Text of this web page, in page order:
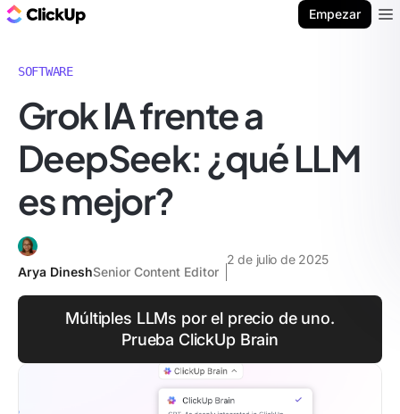
Empezar
SOFTWARE
Grok IA frente a
DeepSeek: ¿qué LLM
es mejor?
Arya DineshSenior Content Editor
2 de julio de 2025
Múltiples LLMs por el precio de uno.
Prueba ClickUp Brain